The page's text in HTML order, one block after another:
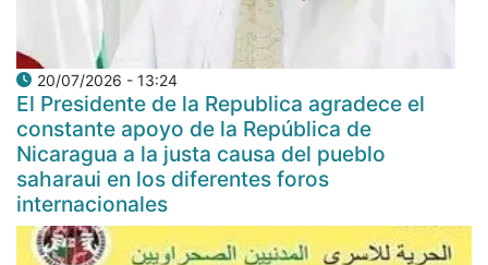
20/07/2026 - 13:24
El Presidente de la Republica agradece el
constante apoyo de la República de
Nicaragua a la justa causa del pueblo
saharaui en los diferentes foros
internacionales